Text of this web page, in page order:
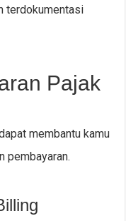
terdokumentasi
Pajak
membantu kamu
pembayaran.